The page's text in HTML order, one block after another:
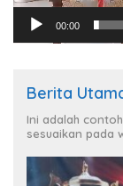
00:00
Berita
Ini adalah
sesuaikan pada